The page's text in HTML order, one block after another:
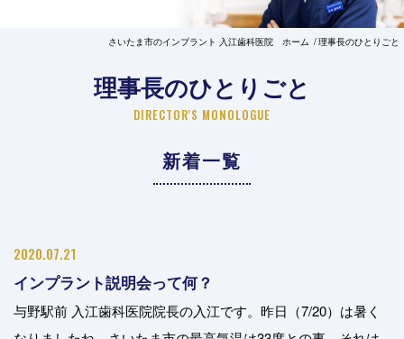
さいたま市のインプラント 入江歯科医院 ホーム 理事長のひとりごと
理事長のひとりごと
DIRECTOR'S MONOLOGUE
新着一覧
2020.07.21
インプラント説明会って何？
与野駅前 入江歯科医院院長の入江です。昨日（7/20）は暑く